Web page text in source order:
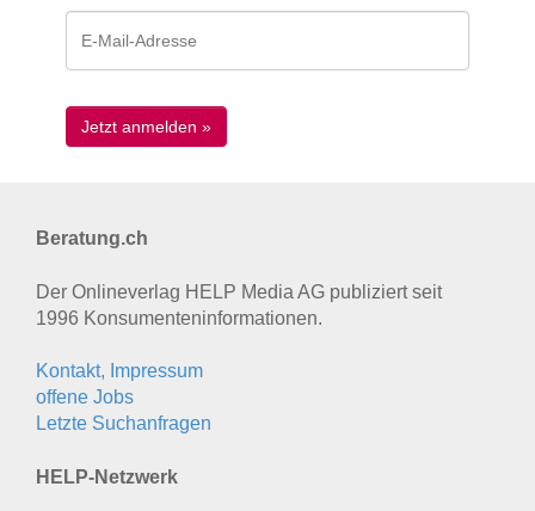
Beratung.ch
Der Onlineverlag HELP Media AG publiziert seit
1996 Konsumenten­informationen.
Kontakt, Impressum
offene Jobs
Letzte Suchanfragen
HELP-Netzwerk